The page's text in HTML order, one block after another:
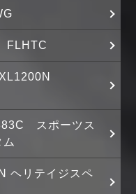
FLHTC
スポーツス
ヘリテイジスペ